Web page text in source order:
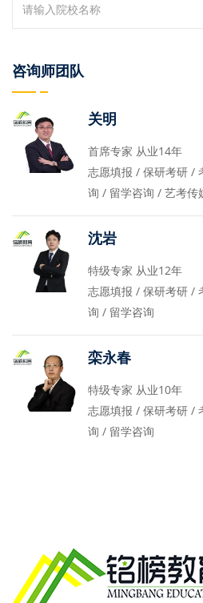
咨询师团队
关明
首席专家 从业14年
志愿填报 / 保研考研 /
询 / 留学咨询 / 艺考传
沈岩
特级专家 从业12年
志愿填报 / 保研考研 /
询 / 留学咨询
栾永春
特级专家 从业10年
志愿填报 / 保研考研 /
询 / 留学咨询